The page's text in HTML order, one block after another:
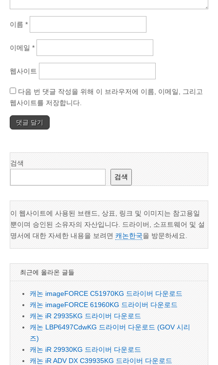
이름 *
이메일 *
웹사이트
다음 번 댓글 작성을 위해 이 브라우저에 이름, 이메일, 그리고
웹사이트를 저장합니다.
검색
검색
이 웹사이트에 사용된 브랜드, 상표, 링크 및 이미지는 참고용일
뿐이며 승인된 소유자의 자산입니다. 드라이버, 소프트웨어 및 설
명서에 대한 자세한 내용을 보려면 캐논한국을 방문하세요.
최근에 올라온 글들
캐논 imageFORCE C51970KG 드라이버 다운로드
캐논 imageFORCE 61960KG 드라이버 다운로드
캐논 iR 29935KG 드라이버 다운로드
캐논 LBP6497CdwKG 드라이버 다운로드 (GOV 시리
즈)
캐논 iR 29930KG 드라이버 다운로드
캐논 iR ADV DX C39935KG 드라이버 다운로드